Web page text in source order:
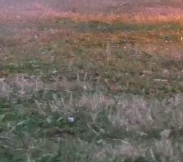
008 (0007)
007 (0008)
009 (0007)
011 (0007)
010 (0006)